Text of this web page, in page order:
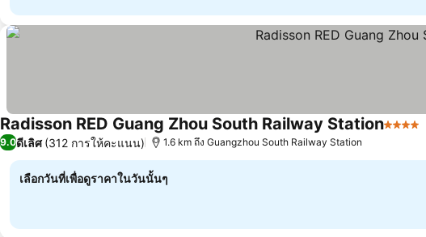
Radisson RED Guang Zhou South Railway Station4 ดาว
9.0ดีเลิศ (312 การให้คะแนน) 1.6 km ถึง Guangzhou South Railway Station
เลือกวันที่เพื่อดูราคาในวันนั้นๆ